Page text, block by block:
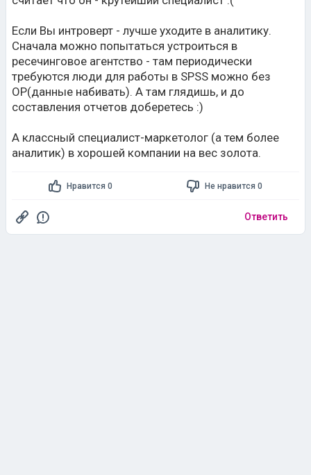
Если Вы интроверт - лучше уходите в аналитику.
Сначала можно попытаться устроиться в
ресечинговое агентство - там периодически
требуются люди для работы в SPSS можно без
ОР(данные набивать). А там глядишь, и до
составления отчетов доберетесь :)
А классный специалист-маркетолог (а тем более
аналитик) в хорошей компании на вес золота.
Нравится 0 Не нравится 0
Ответить